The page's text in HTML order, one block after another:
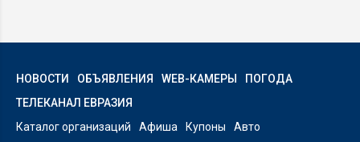
НОВОСТИ ОБЪЯВЛЕНИЯ WEB-КАМЕРЫ
ПОГОДА
ТЕЛЕКАНАЛ ЕВРАЗИЯ
Каталог организаций
Афиша Купоны
Авто